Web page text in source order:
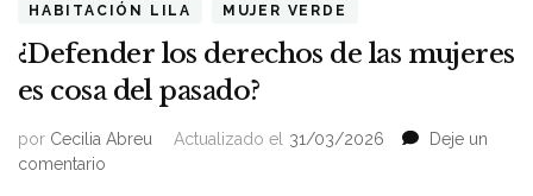
HABITACIÓN LILA MUJER VERDE
¿Defender los derechos de las mujeres
es cosa del pasado?
por Cecilia Abreu Actualizado el 31/03/2026
Deje un
comentario